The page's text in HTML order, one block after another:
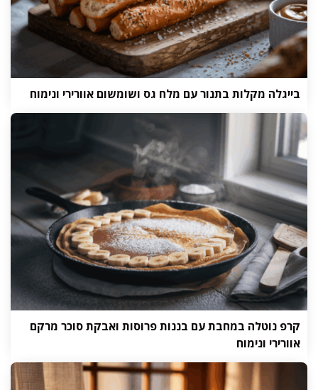
בייגלה מקלות בתנור עם מלח גס ושומשום אוורירי ונימוח
קרפ נוטלה במחבת עם בננות פרוסות ואבקת סוכר מרקם
אוורירי ונימוח